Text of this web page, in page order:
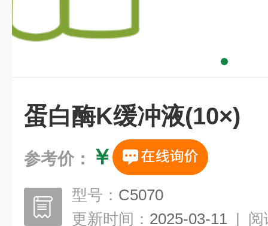
蛋白酶K缓冲液(10×)
参考价： ￥
型号： C5070
更新时间： 2025-03-11 | 阅